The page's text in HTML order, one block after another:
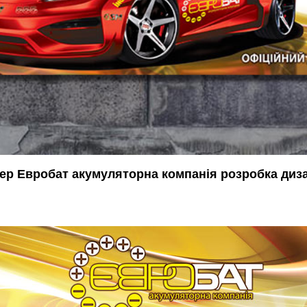
Евробат акумуляторна компанія розробка